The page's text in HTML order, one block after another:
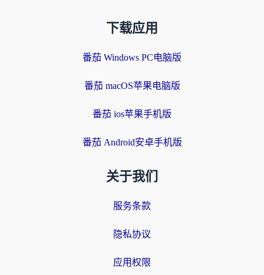
下载应用
番茄 Windows PC电脑版
番茄 macOS苹果电脑版
番茄 ios苹果手机版
番茄 Android安卓手机版
关于我们
服务条款
隐私协议
应用权限